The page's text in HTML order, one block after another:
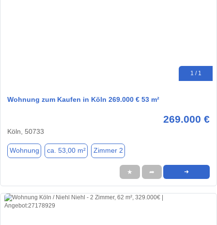
1 / 1
Wohnung zum Kaufen in Köln 269.000 € 53 m²
269.000 €
Köln, 50733
Wohnung ca. 53,00 m² Zimmer 2
★ ➦ ➜